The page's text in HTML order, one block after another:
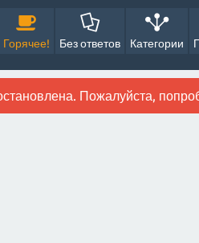
Горячее! Без ответов Категории
Пожалуйста,